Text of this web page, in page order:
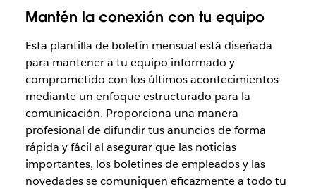
Mantén la conexión con tu equipo
Esta plantilla de boletín mensual está diseñada
para mantener a tu equipo informado y
comprometido con los últimos acontecimientos
mediante un enfoque estructurado para la
comunicación. Proporciona una manera
profesional de difundir tus anuncios de forma
rápida y fácil al asegurar que las noticias
importantes, los boletines de empleados y las
novedades se comuniquen eficazmente a todo tu